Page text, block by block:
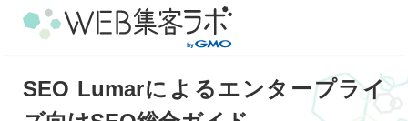
SEO Lumarによるエンタープライ